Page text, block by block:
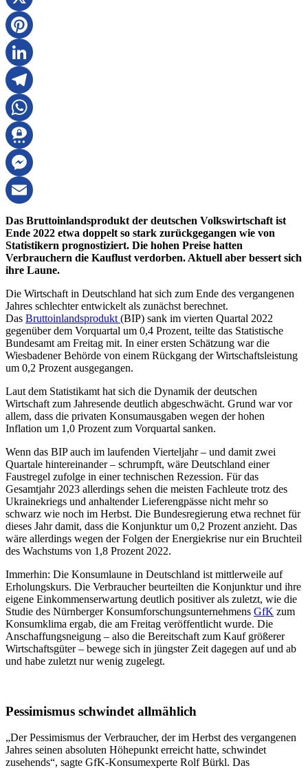
X
Pinterest
LinkedIn
Telegram
WhatsApp
Threema
Messenger
Email
Das Bruttoinlandsprodukt der deutschen Volkswirtschaft ist
Ende 2022 etwa doppelt so stark zurückgegangen wie von
Statistikern prognostiziert. Die hohen Preise hatten
Verbrauchern die Kauflust verdorben. Aktuell aber bessert sich
ihre Laune.
Die Wirtschaft in Deutschland hat sich zum Ende des vergangenen
Jahres schlechter entwickelt als zunächst berechnet.
Das Bruttoinlandsprodukt (BIP) sank im vierten Quartal 2022
gegenüber dem Vorquartal um 0,4 Prozent, teilte das Statistische
Bundesamt am Freitag mit. In einer ersten Schätzung war die
Wiesbadener Behörde von einem Rückgang der Wirtschaftsleistung
um 0,2 Prozent ausgegangen.
Laut dem Statistikamt hat sich die Dynamik der deutschen
Wirtschaft zum Jahresende deutlich abgeschwächt. Grund war vor
allem, dass die privaten Konsumausgaben wegen der hohen
Inflation um 1,0 Prozent zum Vorquartal sanken.
Wenn das BIP auch im laufenden Vierteljahr – und damit zwei
Quartale hintereinander – schrumpft, wäre Deutschland einer
Faustregel zufolge in einer technischen Rezession. Für das
Gesamtjahr 2023 allerdings sehen die meisten Fachleute trotz des
Ukrainekriegs und anhaltender Lieferengpässe nicht mehr so
schwarz wie noch im Herbst. Die Bundesregierung etwa rechnet für
dieses Jahr damit, dass die Konjunktur um 0,2 Prozent anzieht. Das
wäre allerdings wegen der Folgen der Energiekrise nur ein Bruchteil
des Wachstums von 1,8 Prozent 2022.
Immerhin: Die Konsumlaune in Deutschland ist mittlerweile auf
Erholungskurs. Die Verbraucher beurteilten die Konjunktur und ihre
eigene Einkommenserwartung deutlich positiver als zuletzt, wie die
Studie des Nürnberger Konsumforschungsunternehmens GfK zum
Konsumklima ergab, die am Freitag veröffentlicht wurde. Die
Anschaffungsneigung – also die Bereitschaft zum Kauf größerer
Wirtschaftsgüter – bewege sich in jüngster Zeit dagegen auf und ab
und habe zuletzt nur wenig zugelegt.
Pessimismus schwindet allmählich
„Der Pessimismus der Verbraucher, der im Herbst des vergangenen
Jahres seinen absoluten Höhepunkt erreicht hatte, schwindet
zusehends“, sagte GfK-Konsumexperte Rolf Bürkl. Das